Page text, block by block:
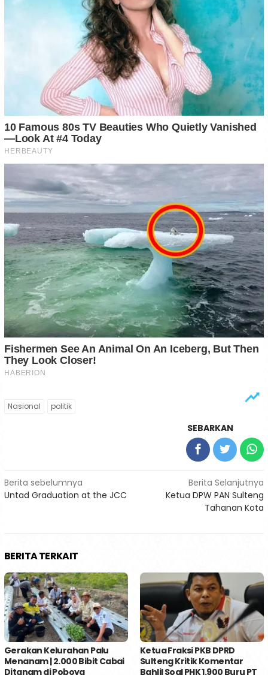
Nasional politik
SEBARKAN
Navigasi
pos
Berita sebelumnya
Untad Graduation at the JCC
Berita Selanjutnya
Ketua DPW PAN Sulteng
Tahanan Kota
BERITA TERKAIT
Gerakan Kelurahan Palu
Menanam | 2.000 Bibit Cabai
Ditanam di Poboya
Ketua Fraksi PKB DPRD
Sulteng Kritik Komentar
Bahlil Soal PHK 1.900 Buru PT